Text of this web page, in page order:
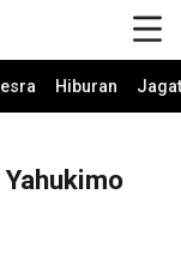
Hiburan Jagat